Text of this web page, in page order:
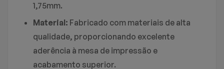
1,75mm.
Material: Fabricado com materiais de alta
qualidade, proporcionando excelente
aderência à mesa de impressão e
acabamento superior.